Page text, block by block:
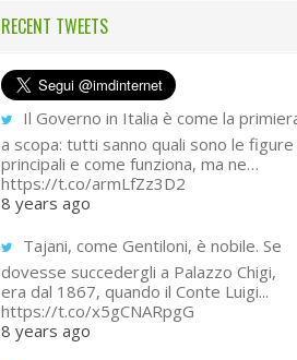
RECENT TWEETS
Il Governo in Italia è come la
a scopa: tutti sanno quali sono le figure
principali e come funziona, ma ne…
https://t.co/armLfZz3D2
8 years ago
Tajani, come Gentiloni, è nobile. Se
dovesse succedergli a Palazzo Chigi,
era dal 1867, quando il Conte Luigi...
https://t.co/x5gCNARpgG
8 years ago